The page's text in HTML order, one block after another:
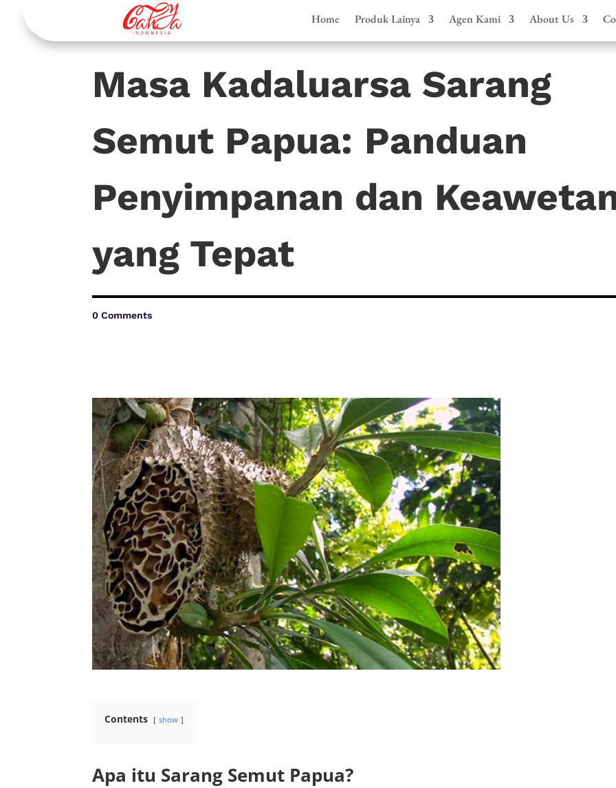
Home Produk Lainya Agen Kami About Us
Masa Kadaluarsa Sarang
Semut Papua: Panduan
Penyimpanan dan
yang Tepat
0 Comments
Contents show
Apa itu Sarang Semut Papua?